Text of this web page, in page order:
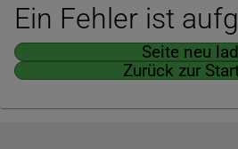
Ein Fehler ist
Seite neu
Zurück zur